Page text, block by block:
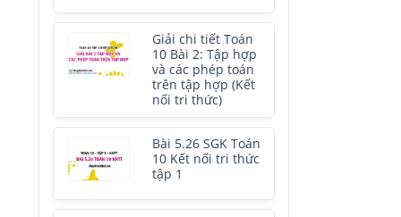
Giải chi tiết Toán
10 Bài 2: Tập hợp
và các phép toán
trên tập hợp (Kết
nối tri thức)
Bài 5.26 SGK Toán
10 Kết nối tri thức
tập 1